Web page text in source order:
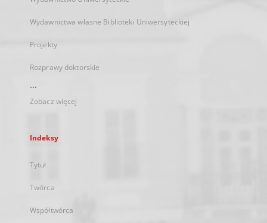
Wydawnictwa własne Biblioteki Uniwersyteckiej
Projekty
Rozprawy doktorskie
...
Zobacz więcej
Indeksy
Tytuł
Twórca
Współtwórca